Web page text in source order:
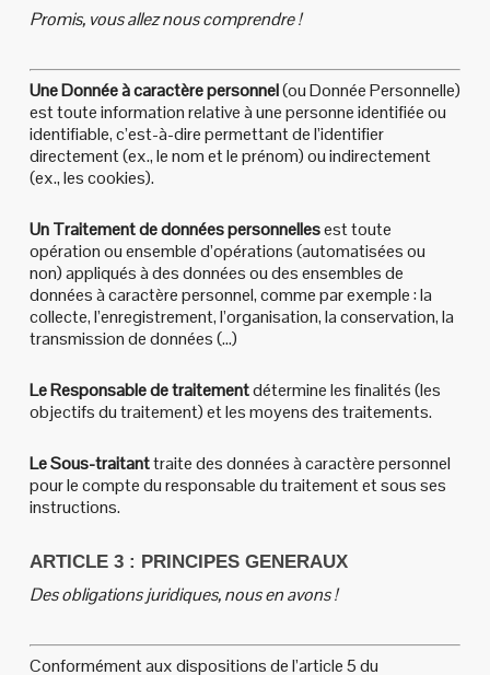
Promis, vous allez nous comprendre !
Une Donnée à caractère personnel(ou Donnée Personnelle)
est toute information relative à une personne identifiée ou
identifiable, c’est-à-dire permettant de l’identifier
directement (ex., le nom et le prénom) ou indirectement
(ex., les cookies).
Un Traitement de données personnellesest toute
opération ou ensemble d’opérations (automatisées ou
non) appliqués à des données ou des ensembles de
données à caractère personnel, comme par exemple : la
collecte, l’enregistrement, l’organisation, la conservation, la
transmission de données (…)
Le Responsable de traitementdétermine les finalités (les
objectifs du traitement) et les moyens des traitements.
Le Sous-traitanttraite des données à caractère personnel
pour le compte du responsable du traitement et sous ses
instructions.
ARTICLE 3 : PRINCIPES GENERAUX
Des obligations juridiques, nous en avons !
Conformément aux dispositions de l’article 5 du